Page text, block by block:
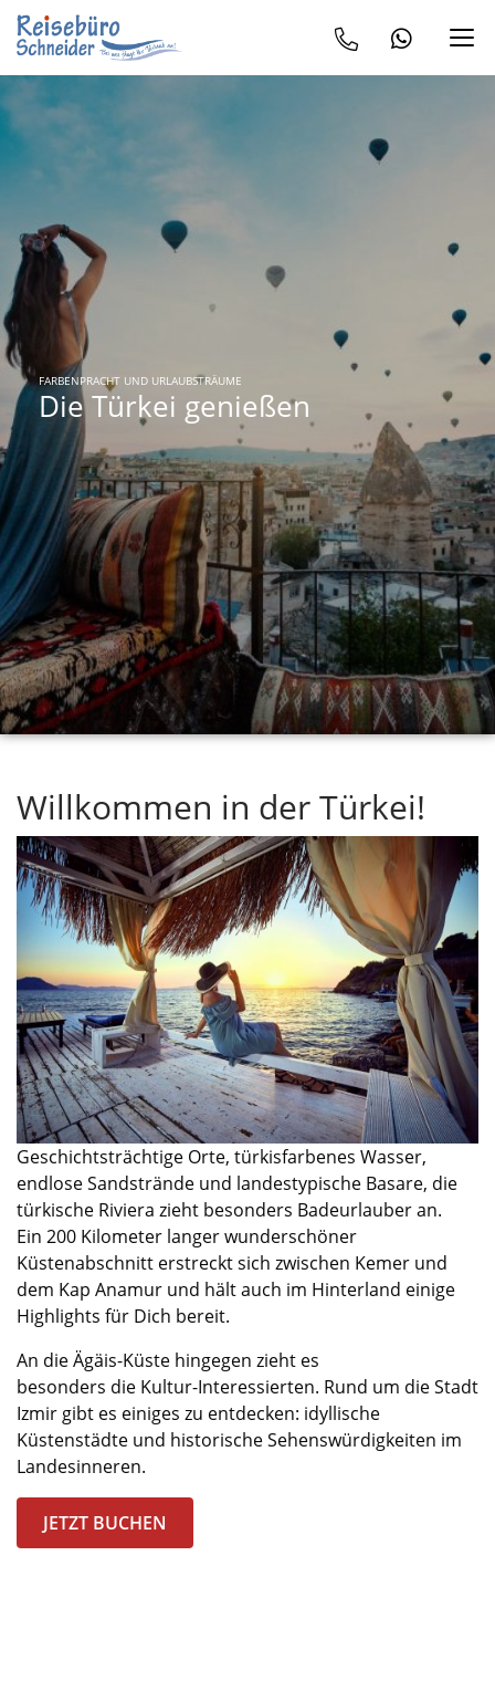
FARBENPRACHT UND URLAUBSTRÄUME
Die Türkei genießen
Willkommen in der Türkei!
Geschichtsträchtige Orte, türkisfarbenes Wasser,
endlose Sandstrände und landestypische Basare, die
türkische Riviera zieht besonders Badeurlauber an.
Ein 200 Kilometer langer wunderschöner
Küstenabschnitt erstreckt sich zwischen Kemer und
dem Kap Anamur und hält auch im Hinterland einige
Highlights für Dich bereit.
An dieÄgäis-Küste hingegen zieht es
besonders die Kultur-Interessierten. Rund um die Stadt
Izmir gibt es einiges zu entdecken: idyllische
Küstenstädte und historische Sehenswürdigkeiten im
Landesinneren.
JETZT BUCHEN